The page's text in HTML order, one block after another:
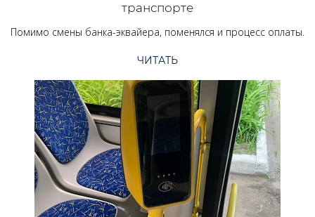
транспорте
Помимо смены банка-эквайера, поменялся и процесс оплаты.
ЧИТАТЬ